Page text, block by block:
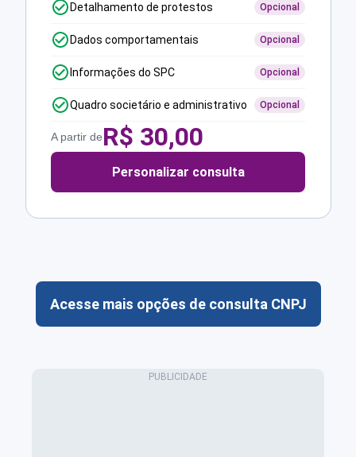
Detalhamento de protestos Opcional
Dados comportamentais Opcional
Informações do SPC Opcional
Quadro societário e administrativo Opcional
A partir deR$ 30,00
Personalizar consulta
Acesse mais opções de consulta CNPJ